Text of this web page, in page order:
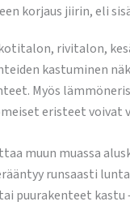
korjaus jiirin, eli
rivitalon,
kastuminen
Myös
eristeet voivat
muun muassa
runsaasti
puurakenteet